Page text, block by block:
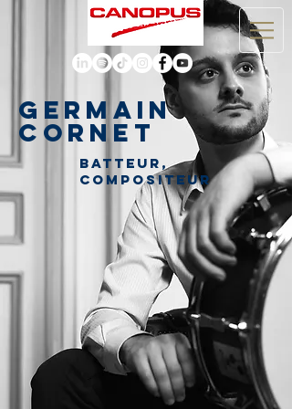
GERMAIN
CORNET
Batteur,
compositeur